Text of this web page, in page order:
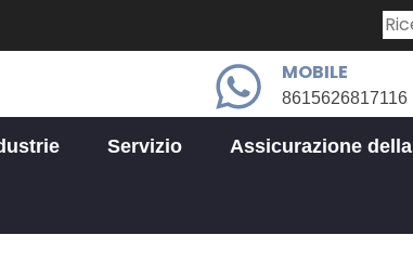
MOBILE
8615626817116
Servizio Assicurazione